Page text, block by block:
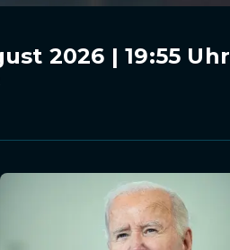
2026 | 19:55 Uhr